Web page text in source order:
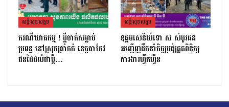
សន្តិសុខសង្គម
ករណីឃាតកម្ម ! ប្ដីចាក់សម្លាប់
ប្រពន្ធ នៅស្រុកត្រាំកក់ ខេត្តតាកែវ
ជនដៃដល់ជាប្ដី…
សន្តិសុខសង្គម
ឧត្តមសេនីយ៍ទោ ស សំបូរធន
អញ្ជើញដឹកនាំកិច្ចប្រជុំត្រួតពិនិត្យ​
ការងារហ្វឹកហ្វឺន